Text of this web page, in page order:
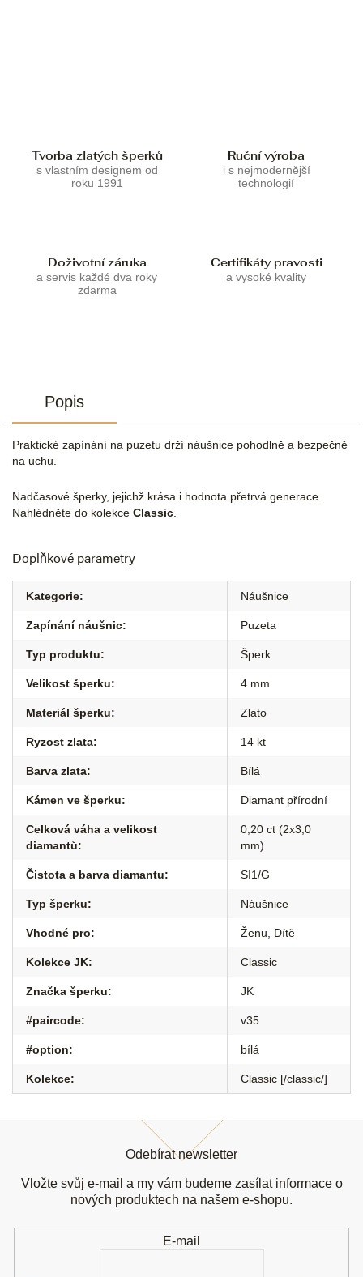
Tvorba zlatých šperků
s vlastním designem od
roku 1991
Ruční výroba
i s nejmodernější
technologií
Doživotní záruka
a servis každé dva roky
zdarma
Certifikáty pravosti
a vysoké kvality
Popis
Praktické zapínání na puzetu drží náušnice pohodlně a bezpečně
na uchu.
Nadčasové šperky, jejichž krása i hodnota přetrvá generace.
Nahlédněte do kolekce Classic
Doplňkové parametry
Kategorie: Náušnice
Zapínání náušnic: Puzeta
Typ produktu: Šperk
Velikost šperku: 4 mm
Materiál šperku: Zlato
Ryzost zlata: 14 kt
Barva zlata: Bílá
Kámen ve šperku: Diamant přírodní
Celková váha a velikost
diamantů:
0,20 ct (2x3,0
mm)
Čistota a barva diamantu: SI1/G
Typ šperku: Náušnice
Vhodné pro: Ženu Dítě
Kolekce JK: Classic
Značka šperku: JK
#paircode: v35
#option: bílá
Kolekce: Classic [/classic/]
Odebírat newsletter
Vložte svůj e-mail a my vám budeme zasílat informace o
nových produktech na našem e-shopu.
E-mail